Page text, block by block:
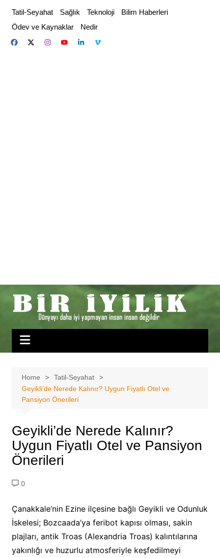
content
Tatil-Seyahat Sağlık Teknoloji
Bilim Haberleri
Ödev ve Kaynaklar
Nedir
Home
Tatil-Seyahat
Geyikli’de Nerede Kalınır? Uygun Fiyatlı Otel ve
Pansiyon Önerileri
Geyikli’de Nerede Kalınır?
Uygun Fiyatlı Otel ve Pansiyon
Önerileri
0
Çanakkale’nin Ezine ilçesine bağlı Geyikli ve Odunluk
İskelesi; Bozcaada’ya feribot kapısı olması, sakin
plajları, antik Troas (Alexandria Troas) kalıntılarına
yakınlığı ve huzurlu atmosferiyle keşfedilmeyi